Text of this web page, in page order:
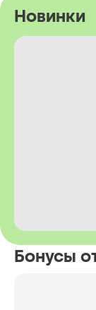
Новинки
Бонусы